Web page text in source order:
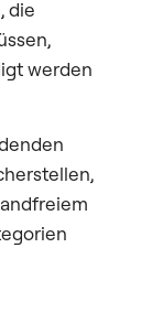
die
werden